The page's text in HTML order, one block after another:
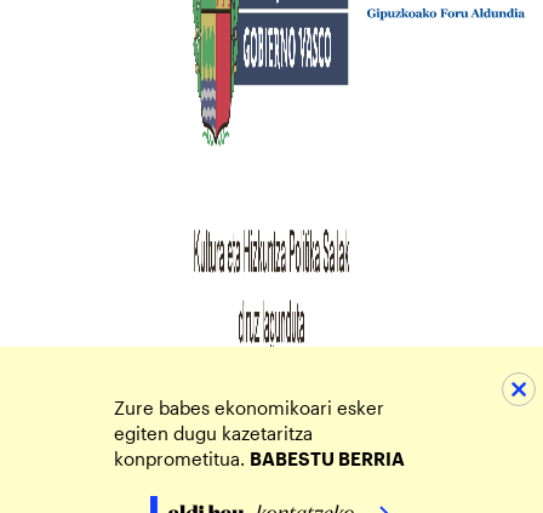
Zure babes ekonomikoari esker
egiten dugu kazetaritza
konprometitua. BABESTU BERRIA